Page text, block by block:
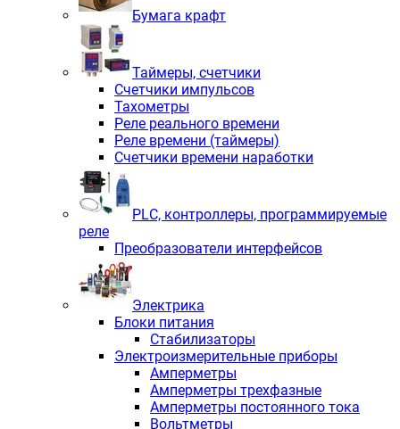
Бумага крафт
Таймеры, счетчики
Счетчики импульсов
Тахометры
Реле реального времени
Реле времени (таймеры)
Счетчики времени наработки
PLС, контроллеры, программируемые
реле
Преобразователи интерфейсов
Электрика
Блоки питания
Стабилизаторы
Электроизмерительные приборы
Амперметры
Амперметры трехфазные
Амперметры постоянного тока
Вольтметры